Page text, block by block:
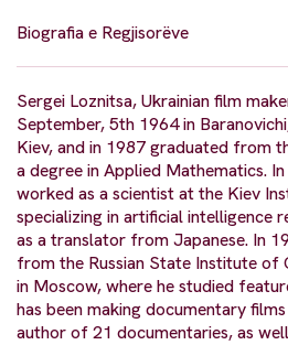
Biografia e Regjisorëve
Sergei Loznitsa, Ukrainian film
September, 5th 1964 in
Kiev, and in 1987 graduated from
a degree in Applied Mathematics.
worked as a scientist at the Kiev
specializing in artificial intelligence
as a translator from Japanese. In
from the Russian State Institute of
in Moscow, where he studied
has been making documentary
author of 21 documentaries, as